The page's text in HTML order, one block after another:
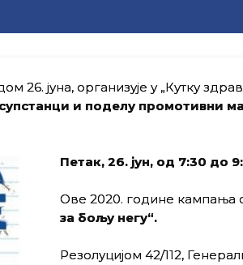
26. јуна, организује у „Кутку
и поделу промотивни
Петак, 26. јун, од 7:30 до
Ове 2020. године кампања
за бољу негу“.
Резолуцијом 42/112,